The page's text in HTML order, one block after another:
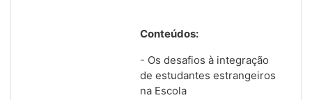
Conteúdos:
- Os desafios à integração
de estudantes estrangeiros
na Escola